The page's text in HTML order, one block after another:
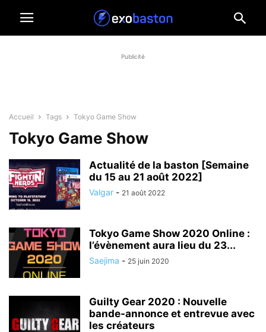
Publicité
Accueil Tags Tokyo Game Show
Tokyo Game Show
Actualité de la baston [Semaine
du 15 au 21 août 2022]
Valgar - 21 août 2022
Tokyo Game Show 2020 Online :
l’évènement aura lieu du 23...
Saejima - 25 juin 2020
Guilty Gear 2020 : Nouvelle
bande-annonce et entrevue avec
les créateurs